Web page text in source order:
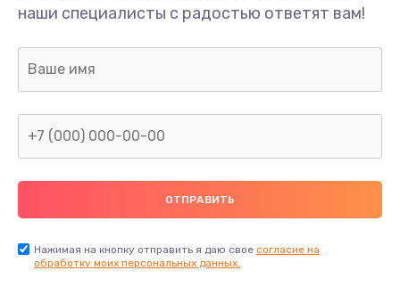
Заказать
370 руб.
Заказать
Замена датчиков
580 руб.
Заказать
Комплексная чистка
наши специалисты с радостью ответят вам!
Нажимая на кнопку отправить я даю свое согласие на
обработку моих персональных данных.